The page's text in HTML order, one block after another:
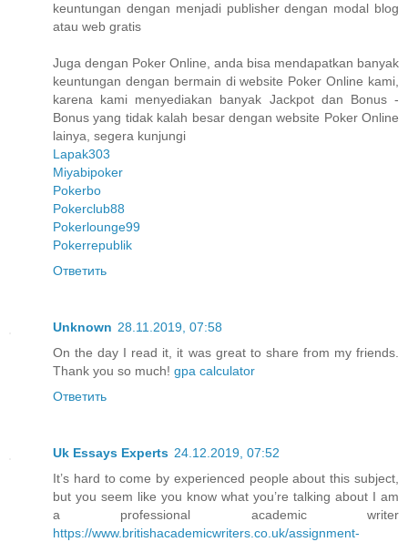
keuntungan dengan menjadi publisher dengan modal blog
atau web gratis
Juga dengan Poker Online, anda bisa mendapatkan banyak
keuntungan dengan bermain di website Poker Online kami,
karena kami menyediakan banyak Jackpot dan Bonus -
Bonus yang tidak kalah besar dengan website Poker Online
lainya, segera kunjungi
Lapak303
Miyabipoker
Pokerbo
Pokerclub88
Pokerlounge99
Pokerrepublik
Ответить
Unknown 28.11.2019, 07:58
On the day I read it, it was great to share from my friends.
Thank you so much! gpa calculator
Ответить
Uk Essays Experts 24.12.2019, 07:52
It’s hard to come by experienced people about this subject,
but you seem like you know what you’re talking about I am
a professional academic writer
https://www.britishacademicwriters.co.uk/assignment-